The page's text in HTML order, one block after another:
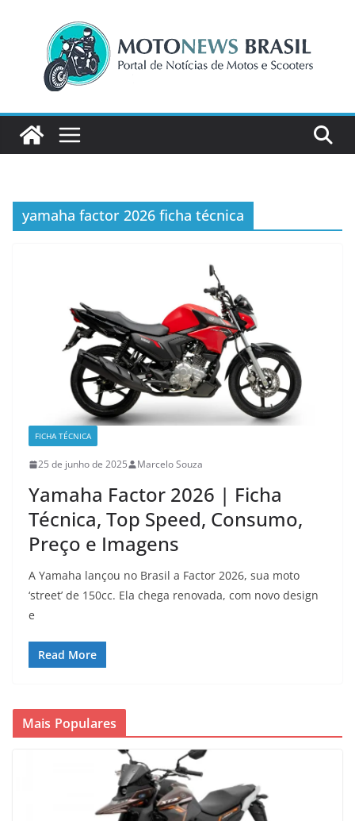
conteúdo
yamaha factor 2026 ficha técnica
FICHA TÉCNICA
25 de junho de 2025 Marcelo Souza
Yamaha Factor 2026 | Ficha
Técnica, Top Speed, Consumo,
Preço e Imagens
A Yamaha lançou no Brasil a Factor 2026, sua moto
‘street’ de 150cc. Ela chega renovada, com novo design
e
Read More
Mais Populares